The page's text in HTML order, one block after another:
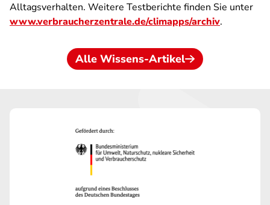
Alltagsverhalten. Weitere Testberichte finden Sie unter
www.verbraucherzentrale.de/climapps/archiv.
Alle Wissens-Artikel